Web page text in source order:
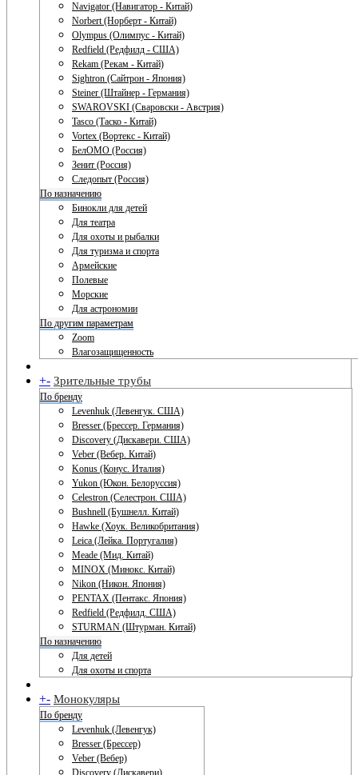
Navigator (Навигатор - Китай)
Norbert (Норберт - Китай)
Olympus (Олимпус - Китай)
Redfield (Редфилд - США)
Rekam (Рекам - Китай)
Sightron (Сайтрон - Япония)
Steiner (Штайнер - Германия)
SWAROVSKI (Сваровски - Австрия)
Tasco (Таско - Китай)
Vortex (Вортекс - Китай)
БелОМО (Россия)
Зенит (Россия)
Следопыт (Россия)
По назначению
Бинокли для детей
Для театра
Для охоты и рыбалки
Для туризма и спорта
Армейские
Полевые
Морские
Для астрономии
По другим параметрам
Zoom
Влагозащищенность
+- Зрительные трубы
По бренду
Levenhuk (Левенгук. США)
Bresser (Брессер. Германия)
Discovery (Дискавери. США)
Veber (Вебер. Китай)
Konus (Конус. Италия)
Yukon (Юкон. Белоруссия)
Celestron (Селестрон. США)
Bushnell (Бушнелл. Китай)
Hawke (Хоук. Великобритания)
Leica (Лейка. Португалия)
Meade (Мид. Китай)
MINOX (Минокс. Китай)
Nikon (Никон. Япония)
PENTAX (Пентакс. Япония)
Redfield (Редфилд. США)
STURMAN (Штурман. Китай)
По назначению
Для детей
Для охоты и спорта
+- Монокуляры
По бренду
Levenhuk (Левенгук)
Bresser (Брессер)
Veber (Вебер)
Discovery (Дискавери)